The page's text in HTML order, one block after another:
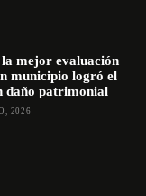
mejor evaluación
municipio logró el
daño patrimonial
2026